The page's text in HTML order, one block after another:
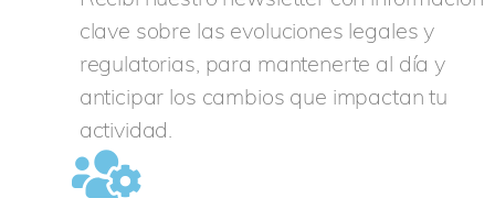
clave sobre las evoluciones legales y
regulatorias, para mantenerte al día y
anticipar los cambios que impactan tu
actividad.